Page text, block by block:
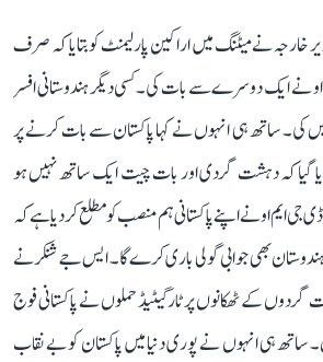
نے میٹنگ میں اراکین پارلیمنٹ کو بتایا کہ صرف
نے ایک دوسرے سے بات کی۔ کسی دیگر ہندوستانی افسر
کی۔ ساتھ ہی انہوں نے کہا پاکستان سے بات کرنے پر
گیا کہ دہشت گردی اور بات چیت ایک ساتھ نہیں ہو
ایم او نے اپنے پاکستانی ہم منصب کو مطلع کر دیا ہے کہ
بھی جوابی گولی باری کرے گا۔ ایس جے شنکر نے
گردوں کے ٹھکانوں پر ٹارگیٹیڈ حملوں نے پاکستانی فوج
ہی انہوں نے پوری دنیا میں پاکستان کو بے نقاب